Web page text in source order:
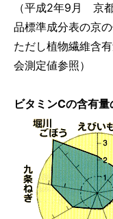
（平成2年9月 京
品標準成分表の京の
ただし植物繊維含
会測定値参照）
ビタミンCの含有量